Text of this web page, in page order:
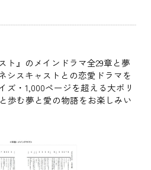
ト』のメインドラマ全29章と夢
シスキャストとの恋愛ドラマを
ズ・1,000ページを超える大ボリ
歩む夢と愛の物語をお楽しみい